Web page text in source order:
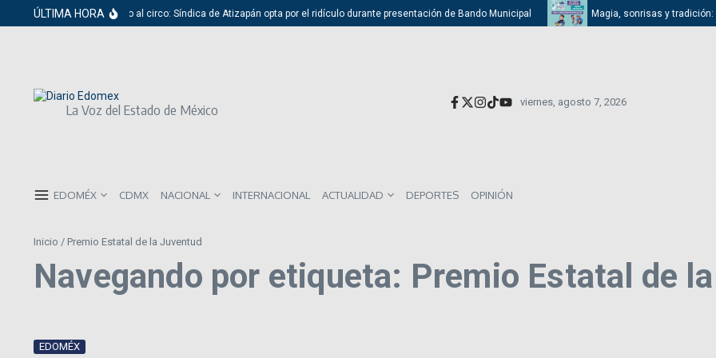
Saltar al contenido
ÚLTIMA HORADel cabildo al circo: Síndica de Atizapán opta por el ridículo durante presentación de Bando Municipal Magia, sonrisas y tradición:
La Voz del Estado de México viernes, agosto 7, 2026
EDOMÉX CDMX NACIONAL INTERNACIONAL ACTUALIDAD DEPORTES OPINIÓN
Inicio / Premio Estatal de la Juventud
Navegando por etiqueta: Premio Estatal de
EDOMÉX